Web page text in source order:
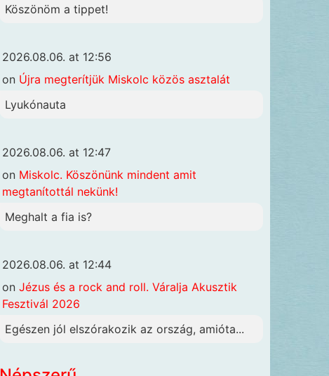
Köszönöm a tippet!
2026.08.06. at 12:56
on Újra megterítjük Miskolc közös asztalát
Lyukónauta
2026.08.06. at 12:47
on Miskolc. Köszönünk mindent amit
megtanítottál nekünk!
Meghalt a fia is?
2026.08.06. at 12:44
on Jézus és a rock and roll. Váralja Akusztik
Fesztivál 2026
Egészen jól elszórakozik az ország, amióta...